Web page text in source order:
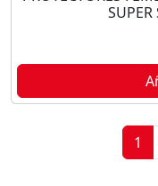
SUPER
1